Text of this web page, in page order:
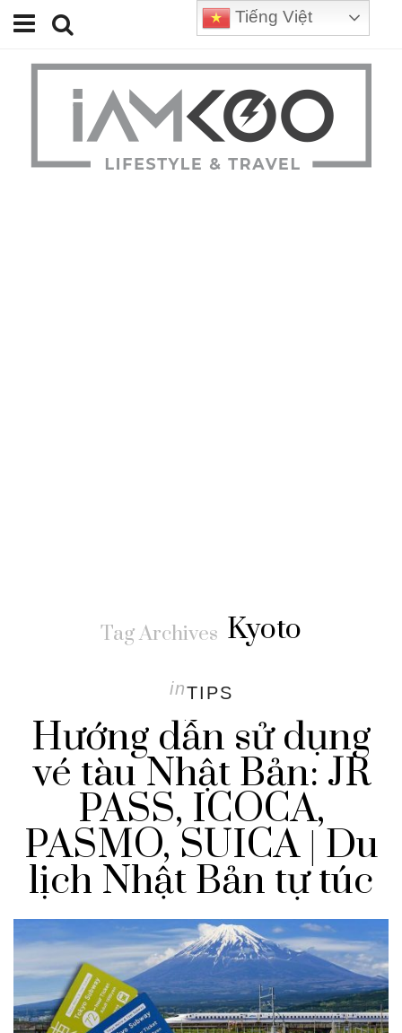
Home
Travel
Lifestyle
Tag Archives Kyoto
inTIPS
Hướng dẫn sử dụng
vé tàu Nhật Bản: JR
PASS, ICOCA,
PASMO, SUICA | Du
lịch Nhật Bản tự túc
Tiếng Việt